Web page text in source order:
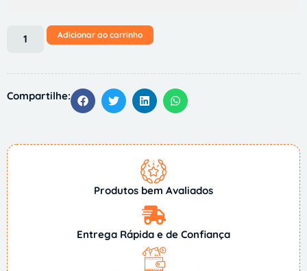
Adicionar ao carrinho
Compartilhe:
Produtos bem Avaliados
Entrega Rápida e de Confiança